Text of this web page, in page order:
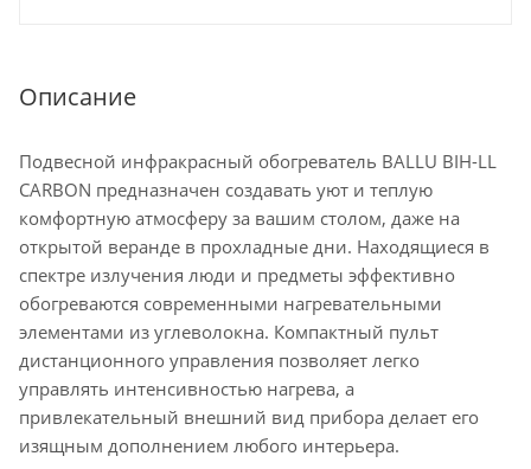
Описание
Подвесной инфракрасный обогреватель BALLU BIH-LL
CARBON предназначен создавать уют и теплую
комфортную атмосферу за вашим столом, даже на
открытой веранде в прохладные дни. Находящиеся в
спектре излучения люди и предметы эффективно
обогреваются современными нагревательными
элементами из углеволокна. Компактный пульт
дистанционного управления позволяет легко
управлять интенсивностью нагрева, а
привлекательный внешний вид прибора делает его
изящным дополнением любого интерьера.